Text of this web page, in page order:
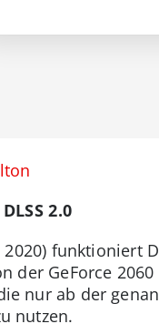
2.0
2020) funktioniert
der GeForce
nur ab der
nutzen.